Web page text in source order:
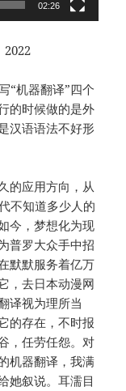
02:26
2022
“机器翻译”四个
的时候做的是外
汉语语法不好形
的应用方向，从
不知道多少人的
今，梦想化为现
普罗大众手中招
默默服务着亿万
，去日本动漫网
译视为理所当
的存在，不时报
，任劳任怨。对
机器翻译，我满
她叙说。耳濡目